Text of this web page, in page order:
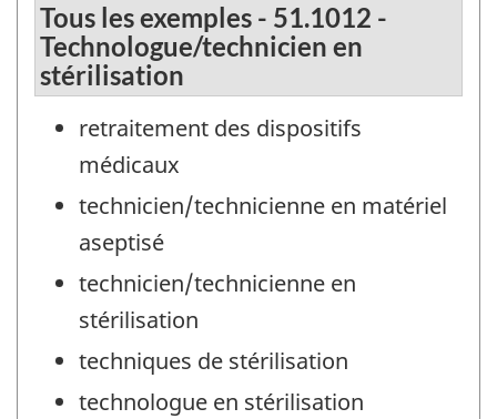
Tous les exemples - 51.1012 -
Technologue/technicien en
stérilisation
retraitement des dispositifs
médicaux
technicien/technicienne en matériel
aseptisé
technicien/technicienne en
stérilisation
techniques de stérilisation
technologue en stérilisation